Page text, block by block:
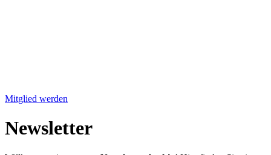
Mitglied werden
Newsletter